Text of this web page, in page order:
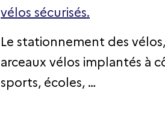
vélos sécurisés.
Le stationnement des
arceaux vélos implantés à
sports, écoles, …